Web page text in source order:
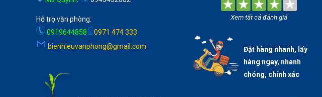
Hỗ trợ văn phòng:
0919644858
0971 474 333
bienhieuvanphong@gmail.com
Xem tất cả đánh giá
Đặt hàng nhanh, lấy
hàng ngay, nhanh
chóng, chính xác